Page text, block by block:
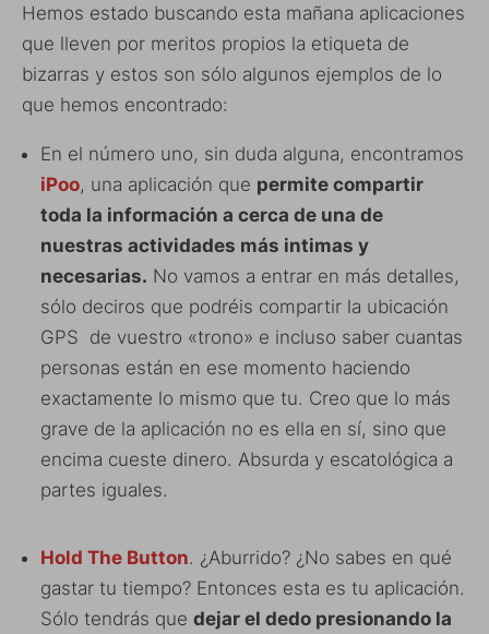
Hemos estado buscando esta mañana aplicaciones
que lleven por meritos propios la etiqueta de
bizarras y estos son sólo algunos ejemplos de lo
que hemos encontrado:
En el número uno, sin duda alguna, encontramos
iPoo, una aplicación que permite compartir
toda la información a cerca de una de
nuestras actividades más intimas y
necesarias. No vamos a entrar en más detalles,
sólo deciros que podréis compartir la ubicación
GPS de vuestro «trono» e incluso saber cuantas
personas están en ese momento haciendo
exactamente lo mismo que tu. Creo que lo más
grave de la aplicación no es ella en sí, sino que
encima cueste dinero. Absurda y escatológica a
partes iguales.
Hold The Button. ¿Aburrido? ¿No sabes en qué
gastar tu tiempo? Entonces esta es tu aplicación.
Sólo tendrás que dejar el dedo presionando la